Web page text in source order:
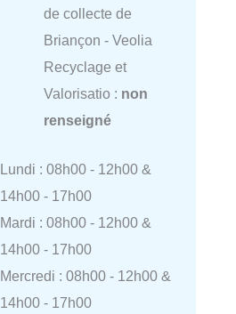
de collecte de
Briançon - Veolia
Recyclage et
Valorisatio : non
renseigné
Lundi : 08h00 - 12h00 &
14h00 - 17h00
Mardi : 08h00 - 12h00 &
14h00 - 17h00
Mercredi : 08h00 - 12h00 &
14h00 - 17h00